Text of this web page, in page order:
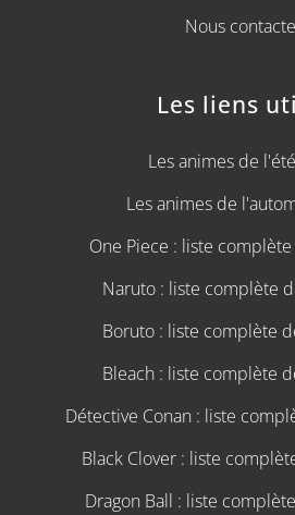
Nous
Les liens
Les animes de
Les animes de
One Piece : liste
Naruto : liste complète
Boruto : liste complète
Bleach : liste complète
Détective Conan : liste
Black Clover : liste
Dragon Ball : liste